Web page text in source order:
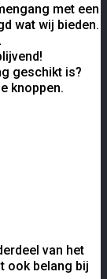
met een
wat wij bieden.
geschikt is?
knoppen.
van het
ook belang bij